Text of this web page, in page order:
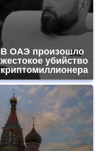
В ОАЭ произошло
жестокое убийство
криптомиллионера